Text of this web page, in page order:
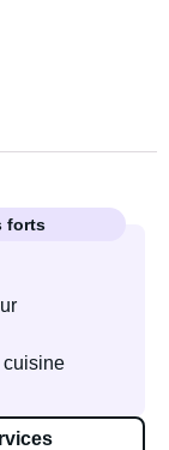
forts
cuisine